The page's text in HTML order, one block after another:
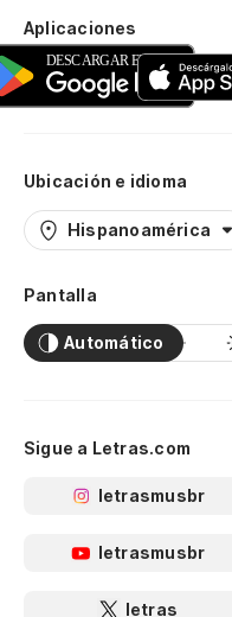
Aplicaciones
Ubicación e idioma
Hispanoamérica
Pantalla
Automático
Sigue a Letras.com
letrasmusbr
letrasmusbr
letras